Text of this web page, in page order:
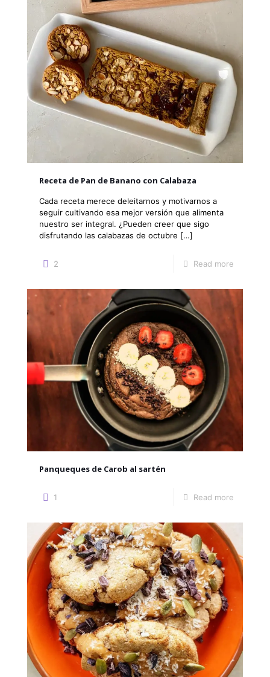
Receta de Pan de Banano con Calabaza
Cada receta merece deleitarnos y motivarnos a
seguir cultivando esa mejor versión que alimenta
nuestro ser integral. ¿Pueden creer que sigo
disfrutando las calabazas de octubre […]
2 Read more
Panqueques de Carob al sartén
1 Read more